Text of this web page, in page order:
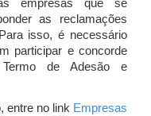
empresas que se
as reclamações
isso, é necessário
participar e concorde
de Adesão e
entre no link Empresas